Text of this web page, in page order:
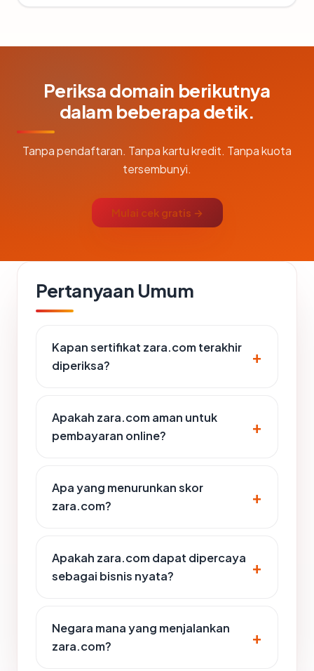
Periksa domain berikutnya
dalam beberapa detik.
Tanpa pendaftaran. Tanpa kartu kredit. Tanpa kuota
tersembunyi.
Mulai cek gratis →
Pertanyaan Umum
Kapan sertifikat zara.com terakhir
diperiksa?
Apakah zara.com aman untuk
pembayaran online?
Apa yang menurunkan skor
zara.com?
Apakah zara.com dapat dipercaya
sebagai bisnis nyata?
Negara mana yang menjalankan
zara.com?